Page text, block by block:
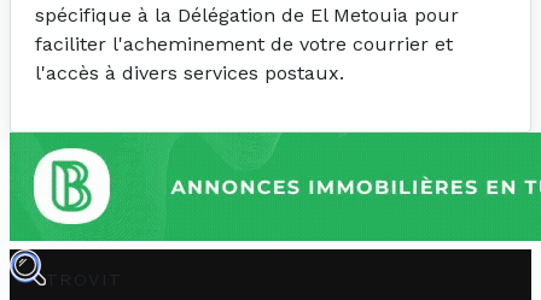
spécifique à la Délégation de El Metouia pour
faciliter l'acheminement de votre courrier et
l'accès à divers services postaux.
TROVIT